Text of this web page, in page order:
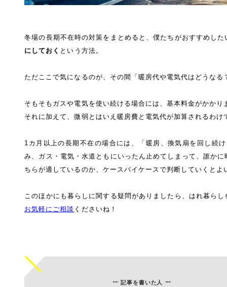
冬場の長期不在時の対策をまとめると、僕たちがおすすめした
にしておく という方法。
ただここで気になるのが、その間「暖房代や電気代はどうなる
そもそもガスや電気を使い続ける場合には、基本料金がかかり
それに加えて、微弱とはいえ暖房費と電気代が加算されるわけ
1カ月以上の長期不在の場合には、「暖房、換気扇を回し続
み、ガス・電気・水道ともにいったん止めてしまって、誰か
ちらが適しているのか、ケースバイケースで判断していくとよ
このほかにも暮らしに関する疑問がありましたら、はれ暮らし
お気軽にご相談 くださいね！
記事を書いた人